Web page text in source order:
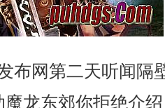
布网第二天听闻隔
龙东郊你拒绝介